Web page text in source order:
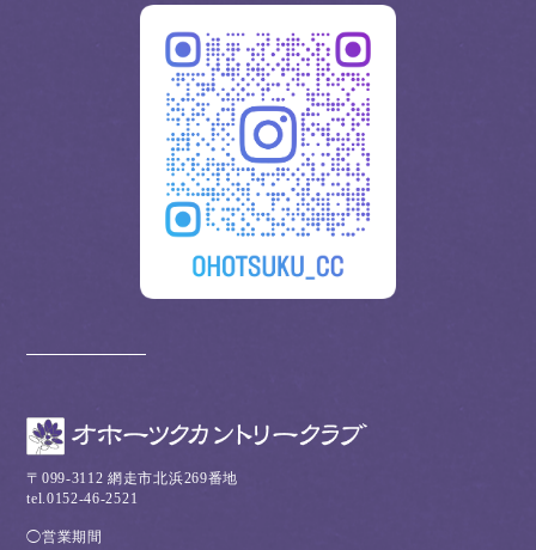
〒099-3112 網走市北浜269番地
tel.0152-46-2521
◯営業期間